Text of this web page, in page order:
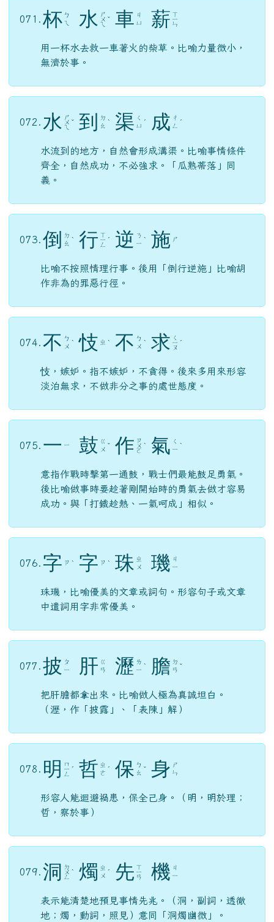
071. 杯 ㄅ
ㄟ
水 ㄕ
ㄨ
ㄟ
ˇ 車 ㄐ
ㄩ
薪 ㄒ
ㄧ
ㄣ
用一杯水去救一車著火的柴草。比喻力量微小，
無濟於事。
072. 水 ㄕ
ㄨ
ㄟ
ˇ 到
ㄉ
ㄠ ˋ 渠 ㄑ
ㄩ ˊ 成 ㄔ
ㄥ
ˊ
水流到的地方，自然會形成溝渠。比喻事情條件
齊全，自然成功，不必強求。「瓜熟蒂落」同
義。
073. 倒
ㄉ
ㄠ ˋ 行 ㄒ
ㄧ
ㄥ
ˊ 逆 ㄋ
ㄧ ˋ 施 ㄕ
比喻不按照情理行事。後用「倒行逆施」比喻胡
作非為的罪惡行徑。
074. 不 ㄅ
ㄨ ˋ 忮 ㄓ ˋ 不 ㄅ
ㄨ ˋ 求 ㄑ
ㄧ
ㄡ
ˊ
忮，嫉妒。指不嫉妒，不貪得。後來多用來形容
淡泊無求，不做非分之事的處世態度。
075. 一 ㄧ 鼓 ㄍ
ㄨ ˇ 作 ㄗ
ㄨ
ㄛ
ˋ 氣 ㄑ
ㄧ ˋ
意指作戰時擊第一通鼓，戰士們最能鼓足勇氣。
後比喻做事時要趁著剛開始時的勇氣去做才容易
成功。與「打鐵趁熱、一氣呵成」相似。
076. 字 ㄗ ˋ 字 ㄗ ˋ 珠 ㄓ
ㄨ
璣 ㄐ
ㄧ
珠璣，比喻優美的文章或詞句。形容句子或文章
中遣詞用字非常優美。
077. 披 ㄆ
ㄧ
肝 ㄍ
ㄢ
瀝 ㄌ
ㄧ ˋ 膽 ㄉ
ㄢ ˇ
把肝膽都拿出來。比喻做人極為真誠坦白。
（瀝，作「披露」、「表陳」解）
078. 明 ㄇ
ㄧ
ㄥ
ˊ 哲 ㄓ
ㄜ ˊ 保 ㄅ
ㄠ ˇ 身 ㄕ
ㄣ
形容人能迴避禍患，保全己身。（明，明於理；
哲，察於事）
079. 洞 ㄉ
ㄨ
ㄥ
ˋ 燭 ㄓ
ㄨ ˊ 先 ㄒ
ㄧ
ㄢ 機 ㄐ
ㄧ
表示能清楚地預見事情先兆。（洞，副詞，透徹
地；燭，動詞，照見）意同「洞燭幽微」。